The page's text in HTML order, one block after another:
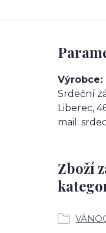
Výrobce
Srdeční
Liberec,
mail:
Zboží